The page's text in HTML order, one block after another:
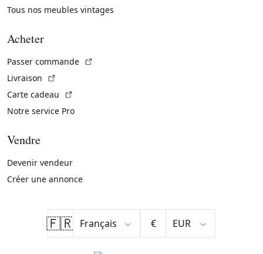
Tous nos meubles vintages
Acheter
Passer commande
Livraison
Carte cadeau
Notre service Pro
Vendre
Devenir vendeur
Créer une annonce
🇫🇷 €